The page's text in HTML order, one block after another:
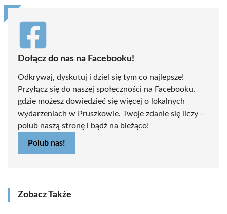
Dołącz do nas na Facebooku!
Odkrywaj, dyskutuj i dziel się tym co najlepsze!
Przyłącz się do naszej społeczności na Facebooku,
gdzie możesz dowiedzieć się więcej o lokalnych
wydarzeniach w Pruszkowie. Twoje zdanie się liczy -
polub naszą stronę i bądź na bieżąco!
Polub nas!
Zobacz Także